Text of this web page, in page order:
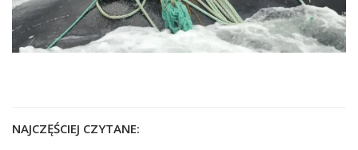
NAJCZĘŚCIEJ CZYTANE: